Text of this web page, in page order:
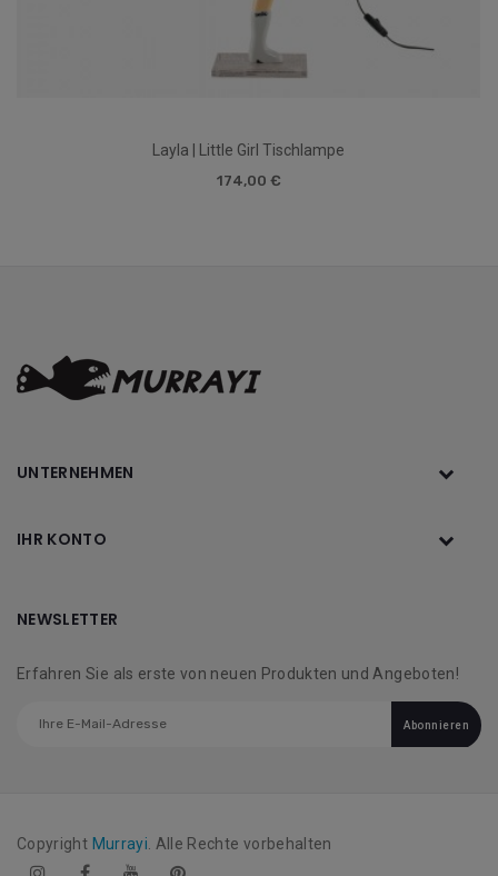
Layla | Little Girl Tischlampe
174,00 €
UNTERNEHMEN
IHR KONTO
NEWSLETTER
Erfahren Sie als erste von neuen Produkten und Angeboten!
Abonnieren
Copyright Murrayi . Alle Rechte vorbehalten